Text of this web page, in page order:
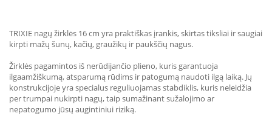
TRIXIE nagų žirklės 16 cm yra praktiškas įrankis, skirtas tiksliai ir saugiai
kirpti mažų šunų, kačių, graužikų ir paukščių nagus.
Žirklės pagamintos iš nerūdijančio plieno, kuris garantuoja
ilgaamžiškumą, atsparumą rūdims ir patogumą naudoti ilgą laiką. Jų
konstrukcijoje yra specialus reguliuojamas stabdiklis, kuris neleidžia
per trumpai nukirpti nagų, taip sumažinant sužalojimo ar
nepatogumo jūsų augintiniui riziką.